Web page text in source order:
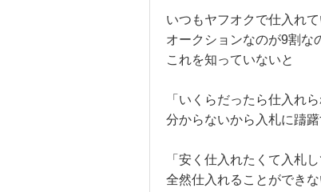
いつもヤフオクで仕入れて
オークションなのが9割な
これを知っていないと
「いくらだったら仕入れ
分からないから入札に躊躇
「安く仕入れたくて入札
全然仕入れることができな